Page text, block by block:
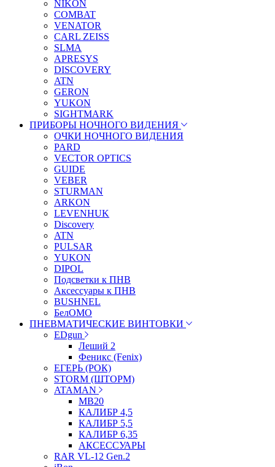
NIKON
COMBAT
VENATOR
CARL ZEISS
SLMA
APRESYS
DISCOVERY
ATN
GERON
YUKON
SIGHTMARK
ПРИБОРЫ НОЧНОГО ВИДЕНИЯ
ОЧКИ НОЧНОГО ВИДЕНИЯ
PARD
VECTOR OPTICS
GUIDE
VEBER
STURMAN
ARKON
LEVENHUK
Discovery
ATN
PULSAR
YUKON
DIPOL
Подсветки к ПНВ
Аксессуары к ПНВ
BUSHNEL
БелОМО
ПНЕВМАТИЧЕСКИЕ ВИНТОВКИ
EDgun
Леший 2
Феникс (Fenix)
ЕГЕРЬ (РОК)
STORM (ШТОРМ)
ATAMAN
МВ20
КАЛИБР 4,5
КАЛИБР 5,5
КАЛИБР 6,35
АКСЕССУАРЫ
RAR VL-12 Gen.2